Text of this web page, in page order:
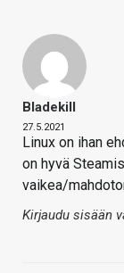
Bladekill
27.5.2021
Linux on ihan
on hyvä
vaikea/
Kirjaudu sisään